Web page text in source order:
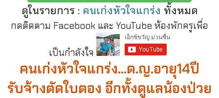
ดูในรายการ : คนเก่งหัวใจแกร่ง ทั้งหมด
กดติดตาม Facebook และ YouTube ห้องพักครูเพื่อ
เป็นกำลังใจ
คนเก่งหัวใจแกร่ง…ด.ญ.อายุ14ปี
รับจ้างตัดใบตอง อีกทั้งดูแลน้องป่วย